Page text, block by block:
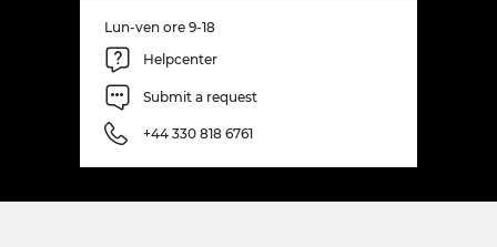
Lun-ven ore 9-18
Helpcenter
Submit a request
+44 330 818 6761